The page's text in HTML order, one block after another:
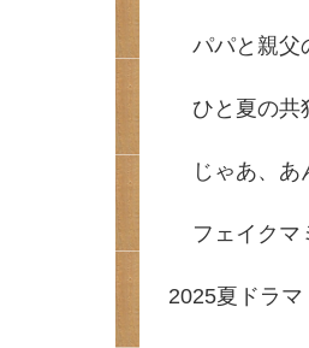
パパと親父
ひと夏の共
じゃあ、あ
フェイクマ
2025夏ドラマ